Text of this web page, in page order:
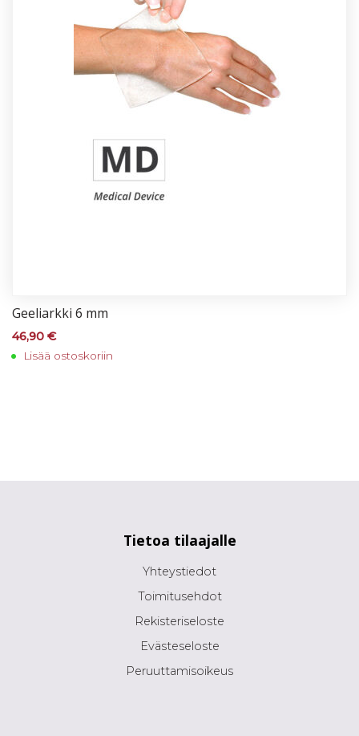
Gee­liark­ki 6 mm
46,90 €
Lisää ostoskoriin
Tietoa tilaajalle
Yhteystiedot
Toimitusehdot
Rekisteriseloste
Evästeseloste
Peruuttamisoikeus